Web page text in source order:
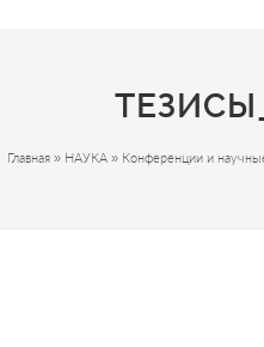
Главная » НАУКА » Конференции и